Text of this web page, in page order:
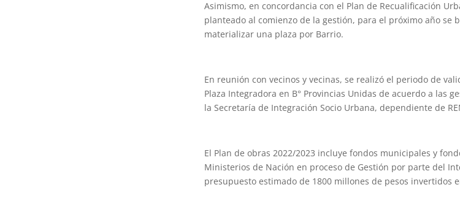
Asimismo, en concordancia con el Plan de Recualificación
planteado al comienzo de la gestión, para el próximo año se
materializar una plaza por Barrio.
En reunión con vecinos y vecinas, se realizó el periodo de
Plaza Integradora en B° Provincias Unidas de acuerdo a las
la Secretaría de Integración Socio Urbana, dependiente de
El Plan de obras 2022/2023 incluye fondos municipales y
Ministerios de Nación en proceso de Gestión por parte del
presupuesto estimado de 1800 millones de pesos invertidos